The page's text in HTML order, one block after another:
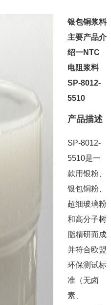
银包铜浆料
主要产品介
绍一NTC
电阻浆料
SP-8012-
5510
产品描述
SP-8012-
5510是一
款用银粉、
银包铜粉、
超细玻璃粉
和高分子树
脂精研而成
并符合欧盟
环保测试标
准（无卤
素、